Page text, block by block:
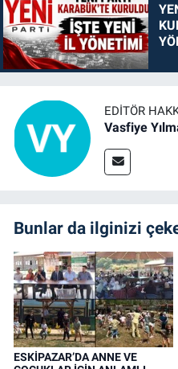
EDITÖR
Vasfiye
Bunlar da ilginizi
ESKİPAZAR’DA ANNE VE